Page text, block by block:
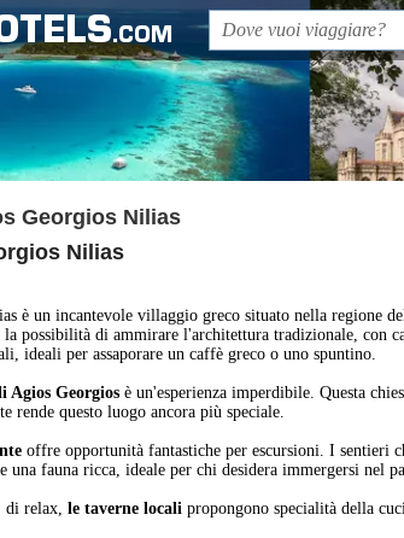
.COM
Georgios Nilias
Nilias
è un incantevole villaggio greco situato nella regione
possibilità di ammirare l'architettura tradizionale, con
ideali per assaporare un caffè greco o uno spuntino.
Agios Georgios è un'esperienza imperdibile. Questa
rende questo luogo ancora più speciale.
offre opportunità fantastiche per escursioni. I sentieri
una fauna ricca, ideale per chi desidera immergersi nel
di relax,le taverne locali propongono specialità della